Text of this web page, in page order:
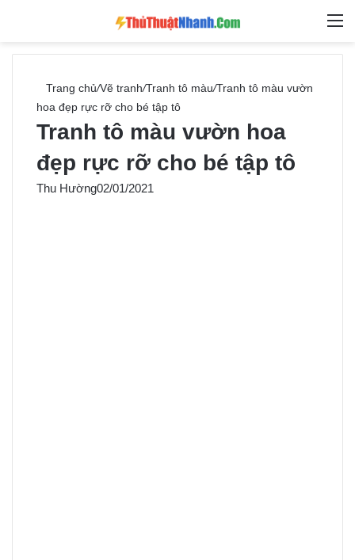
Tìm
Trang chủ/Vẽ tranh/Tranh tô màu/Tranh tô màu vườn
hoa đẹp rực rỡ cho bé tập tô
Tranh tô màu vườn hoa
đẹp rực rỡ cho bé tập tô
Thu Hường02/01/2021